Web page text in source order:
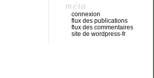
méta
connexion
flux des publications
flux des commentaires
site de wordpress-fr